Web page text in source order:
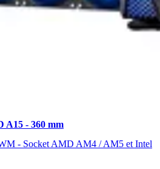
- 360 mm
- Socket AMD AM4 / AM5 et Intel